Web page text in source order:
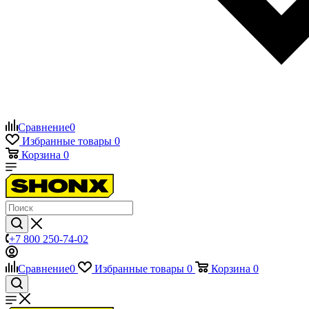
Сравнение0
Избранные товары 0
Корзина 0
+7 800 250-74-02
Сравнение0 Избранные товары 0 Корзина 0